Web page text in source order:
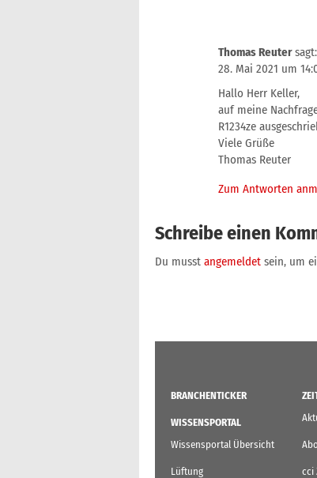
Thomas Reuter sagt:
28. Mai 2021 um
Hallo Herr Keller,
auf meine
R1234ze
Viele Grüße
Thomas Reuter
Zum Antworten
Schreibe einen
Du musst angemeldet sein, um
BRANCHENTICKER
WISSENSPORTAL
Wissensportal Übersicht
Lüftung cci